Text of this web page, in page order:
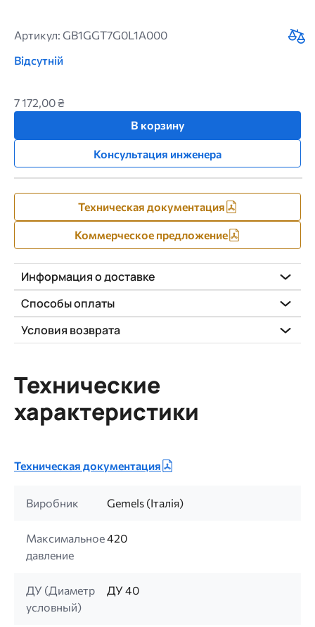
Артикул: GB1GGT7G0L1A000
Відсутній
7 172,00 ₴
В корзину
Консультация инженера
Техническая документация
Коммерческое предложение
Информация о доставке
Способы оплаты
Условия возврата
Технические
характеристики
Техническая документация
Виробник Gemels (Італія)
Максимальное
давление
420
ДУ (Диаметр
условный)
ДУ 40